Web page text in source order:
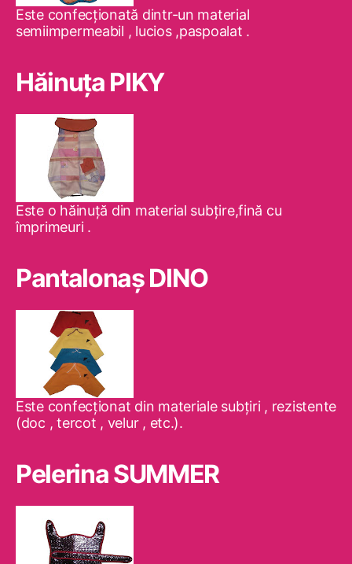
Este confecţionată dintr-un material
semiimpermeabil , lucios ,paspoalat .
Hăinuţa PIKY
Este o hăinuţă din material subţire,fină cu
împrimeuri .
Pantalonaş DINO
Este confecţionat din materiale subţiri , rezistente
(doc , tercot , velur , etc.).
Pelerina SUMMER